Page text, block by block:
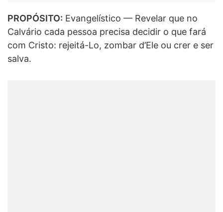
PROPÓSITO: Evangelístico — Revelar que no
Calvário cada pessoa precisa decidir o que fará
com Cristo: rejeitá-Lo, zombar d’Ele ou crer e ser
salva.